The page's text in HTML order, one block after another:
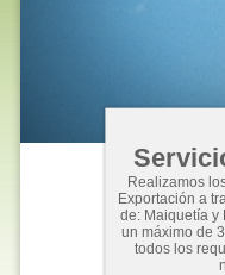
Realizamos
Exportación a
de: Maiquetía y
un máximo de
todos los